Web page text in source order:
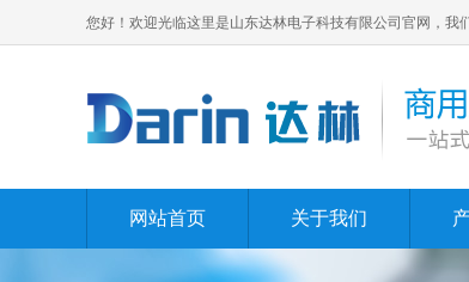
您好！欢迎光临这里是山东达林电子科技有限公司官网，我
网站首页 关于我们